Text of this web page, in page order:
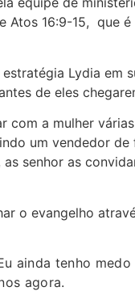
Atos 16:9-15, que
Lydia em
de eles
com a mulher
um vendedor de
senhor as
o evangelho
ainda tenho
agora.